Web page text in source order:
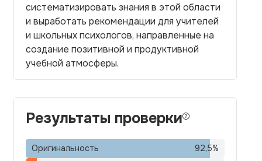
систематизировать знания в этой области
и выработать рекомендации для учителей
и школьных психологов, направленные на
создание позитивной и продуктивной
учебной атмосферы.
Результаты проверки
Оригинальность 92,5%